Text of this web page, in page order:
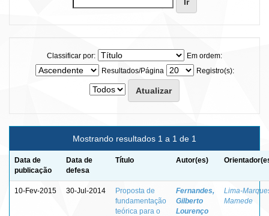
Classificar por:
Em ordem:
Resultados/Página
Registro(s):
Mostrando resultados 1 a 1 de 1
Data de
publicação
Data de
defesa
Título Autor(es)
10-Fev-2015 30-Jul-2014
Proposta de
fundamentação
teórica para o
Fernandes,
Gilberto
Lourenço
Lima-
Mamede